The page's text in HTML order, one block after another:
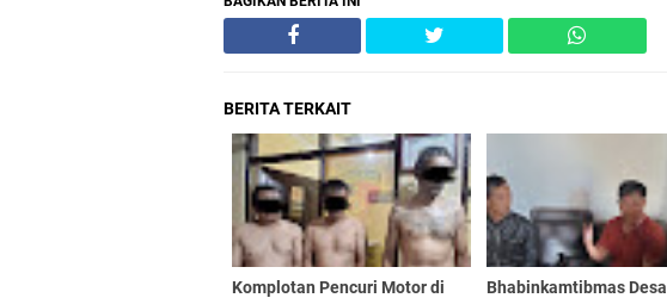
BERITA TERKAIT
Komplotan Pencuri Motor di
Bhabinkamtibmas Desa